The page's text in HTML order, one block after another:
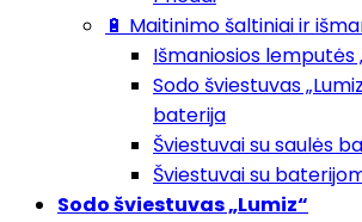
🔋 Maitinimo šaltiniai ir
Išmaniosios lemputės
Sodo šviestuvas
baterija
Šviestuvai su saulės
Šviestuvai su
Sodo šviestuvas „Lumiz“